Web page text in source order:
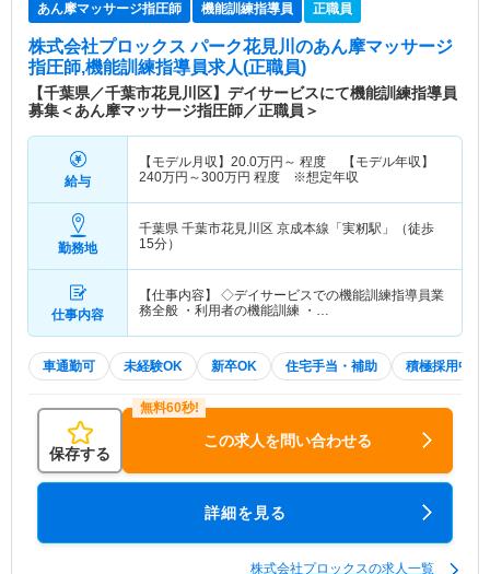
あん摩マッサージ指圧師 機能訓練指導員 正職員
株式会社プロックス パーク花見川 のあん摩マッサージ
指圧師,機能訓練指導員求人(正職員)
【千葉県／千葉市花見川区】デイサービスにて機能訓練指導員
募集＜あん摩マッサージ指圧師／正職員＞
給与
【モデル月収】 20.0万円～ 程度 【モデル年収】
240万円～300万円 程度 ※想定年収
勤務地
千葉県 千葉市花見川区 京成本線「実籾駅」（徒歩
15分）
仕事内容
【仕事内容】 ◇デイサービスでの機能訓練指導員業
務全般 ・利用者の機能訓練 ・…
車通勤可 未経験OK 新卒OK 住宅手当・補助 積極採用中
保存する
この求人を問い合わせる
詳細を見る
株式会社プロックスの求人一覧